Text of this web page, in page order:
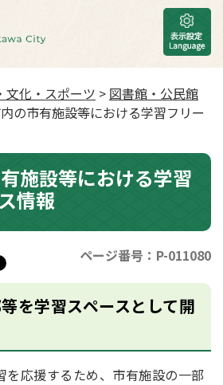
文化・スポーツ > 図書館・公民館
の市有施設等における学習フリー
施設等における学習
情報
ページ番号：P-011080
を学習スペースとして開
を応援するため、市有施設の一部